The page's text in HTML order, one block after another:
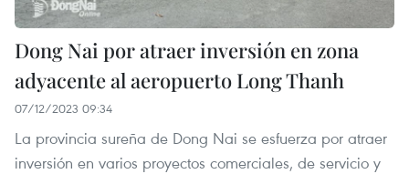
Dong Nai por atraer inversión en zona
adyacente al aeropuerto Long Thanh
07/12/2023 09:34
La provincia sureña de Dong Nai se esfuerza por atraer
inversión en varios proyectos comerciales, de servicio y